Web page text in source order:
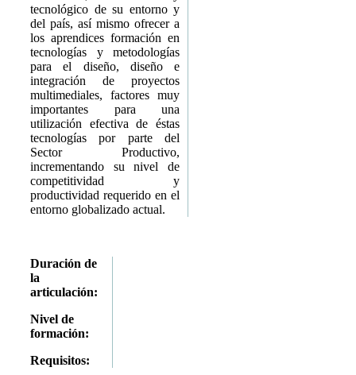
tecnológico de su entorno y
del país, así mismo ofrecer a
los aprendices formación en
tecnologías y metodologías
para el diseño, diseño e
integración de proyectos
multimediales, factores muy
importantes para una
utilización efectiva de éstas
tecnologías por parte del
Sector Productivo,
incrementando su nivel de
competitividad y
productividad requerido en el
entorno globalizado actual.
Duración de
la
articulación:
Nivel de
formación:
Requisitos: